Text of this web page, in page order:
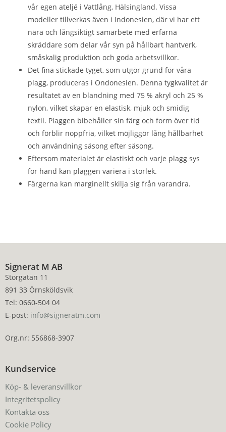
vår egen ateljé i Vattlång, Hälsingland. Vissa
modeller tillverkas även i Indonesien, där vi har ett
nära och långsiktigt samarbete med erfarna
skräddare som delar vår syn på hållbart hantverk,
småskalig produktion och goda arbetsvillkor.
Det fina stickade tyget, som utgör grund för våra
plagg, produceras i Ondonesien. Denna tygkvalitet är
resultatet av en blandning med 75 % akryl och 25 %
nylon, vilket skapar en elastisk, mjuk och smidig
textil. Plaggen bibehåller sin färg och form över tid
och förblir noppfria, vilket möjliggör lång hållbarhet
och användning säsong efter säsong.
Eftersom materialet är elastiskt och varje plagg sys
för hand kan plaggen variera i storlek.
Färgerna kan marginellt skilja sig från varandra.
Signerat M AB
Storgatan 11
891 33 Örnsköldsvik
Tel: 0660-504 04
E-post: info@signeratm.com
Org.nr: 556868-3907
Kundservice
Köp- & leveransvillkor
Integritetspolicy
Kontakta oss
Cookie Policy